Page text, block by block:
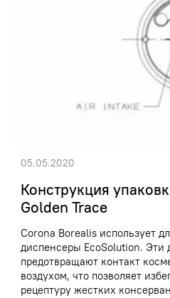
Конструкция
Golden Trace
Corona Borealis использует
диспенсеры EcoSolution. Эти
предотвращают контакт
воздухом, что позволяет
рецептуру жестких
05.05.2020